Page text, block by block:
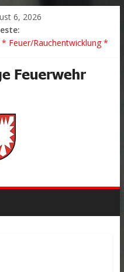
6, 2026
Feuer/Rauchentwicklung *
*
Aufzug *
* Hingstheide